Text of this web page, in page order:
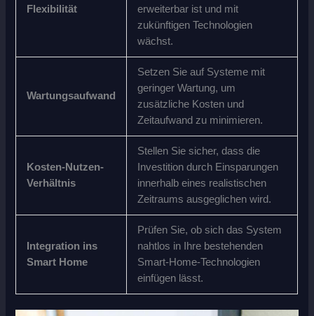
Flexibilität
erweiterbar ist und mit
zukünftigen Technologien
wächst.
Wartungsaufwand
Setzen Sie auf Systeme mit
geringer Wartung, um
zusätzliche Kosten und
Zeitaufwand zu minimieren.
Kosten-Nutzen-
Verhältnis
Stellen Sie sicher, dass die
Investition durch Einsparungen
innerhalb eines realistischen
Zeitraums ausgeglichen wird.
Integration ins
Smart Home
Prüfen Sie, ob sich das System
nahtlos in Ihre bestehenden
Smart-Home-Technologien
einfügen lässt.